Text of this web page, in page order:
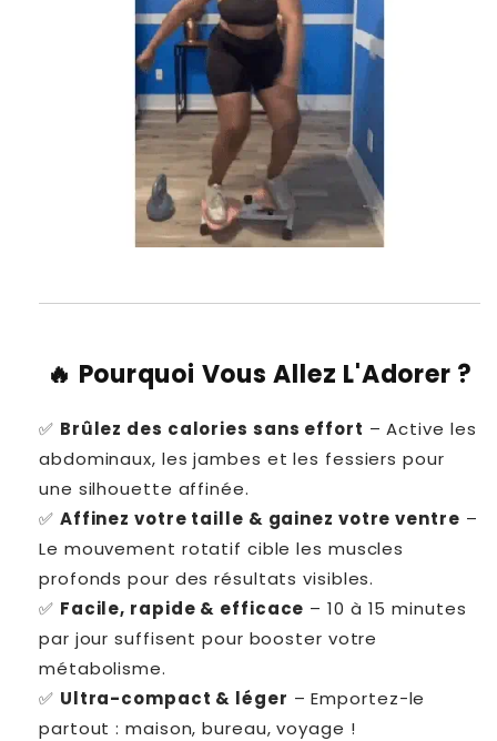
🔥 Pourquoi Vous Allez L'Adorer ?
✅ Brûlez des calories sans effort – Active les
abdominaux, les jambes et les fessiers pour
une silhouette affinée.
✅ Affinez votre taille & gainez votre ventre –
Le mouvement rotatif cible les muscles
profonds pour des résultats visibles.
✅ Facile, rapide & efficace – 10 à 15 minutes
par jour suffisent pour booster votre
métabolisme.
✅ Ultra-compact & léger – Emportez-le
partout : maison, bureau, voyage !